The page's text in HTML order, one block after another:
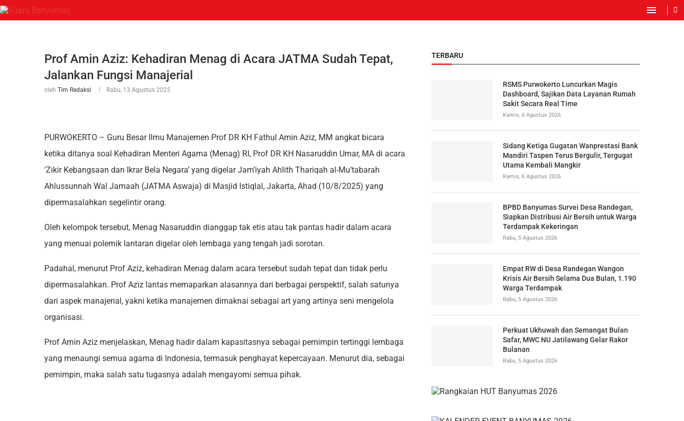
Prof Amin Aziz: Kehadiran Menag di Acara JATMA Sudah Tepat,
Jalankan Fungsi Manajerial
oleh Tim Redaksi Rabu, 13 Agustus 2025
PURWOKERTO – Guru Besar Ilmu Manajemen Prof DR KH Fathul Amin Aziz, MM angkat bicara
ketika ditanya soal Kehadiran Menteri Agama (Menag) RI, Prof DR KH Nasaruddin Umar, MA di acara
‘Zikir Kebangsaan dan Ikrar Bela Negara’ yang digelar Jam’iyah Ahlith Thariqah al-Mu’tabarah
Ahlussunnah Wal Jamaah (JATMA Aswaja) di Masjid Istiqlal, Jakarta, Ahad (10/8/2025) yang
dipermasalahkan segelintir orang.
Oleh kelompok tersebut, Menag Nasaruddin dianggap tak etis atau tak pantas hadir dalam acara
yang menuai polemik lantaran digelar oleh lembaga yang tengah jadi sorotan.
Padahal, menurut Prof Aziz, kehadiran Menag dalam acara tersebut sudah tepat dan tidak perlu
dipermasalahkan. Prof Aziz lantas memaparkan alasannya dari berbagai perspektif, salah satunya
dari aspek manajerial, yakni ketika manajemen dimaknai sebagai art yang artinya seni mengelola
organisasi.
Prof Amin Aziz menjelaskan, Menag hadir dalam kapasitasnya sebagai pemimpin tertinggi lembaga
yang menaungi semua agama di Indonesia, termasuk penghayat kepercayaan. Menurut dia, sebagai
pemimpin, maka salah satu tugasnya adalah mengayomi semua pihak.
TERBARU
RSMS Purwokerto Luncurkan Magis
Dashboard, Sajikan Data Layanan Rumah
Sakit Secara Real Time
Kamis, 6 Agustus 2026
Sidang Ketiga Gugatan Wanprestasi Bank
Mandiri Taspen Terus Bergulir, Tergugat
Utama Kembali Mangkir
Kamis, 6 Agustus 2026
BPBD Banyumas Survei Desa Randegan,
Siapkan Distribusi Air Bersih untuk Warga
Terdampak Kekeringan
Rabu, 5 Agustus 2026
Empat RW di Desa Randegan Wangon
Krisis Air Bersih Selama Dua Bulan, 1.190
Warga Terdampak
Rabu, 5 Agustus 2026
Perkuat Ukhuwah dan Semangat Bulan
Safar, MWC NU Jatilawang Gelar Rakor
Bulanan
Rabu, 5 Agustus 2026